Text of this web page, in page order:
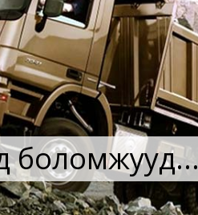
боломжууд...